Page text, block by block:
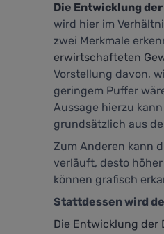
Die Entwicklung
wird hier im
zwei Merkmale
erwirtschafteten
Vorstellung davon,
geringem Puffer
Aussage hierzu
grundsätzlich aus
Zum Anderen kann
verläuft, desto
können grafisch
Stattdessen wird
Die Entwicklung der